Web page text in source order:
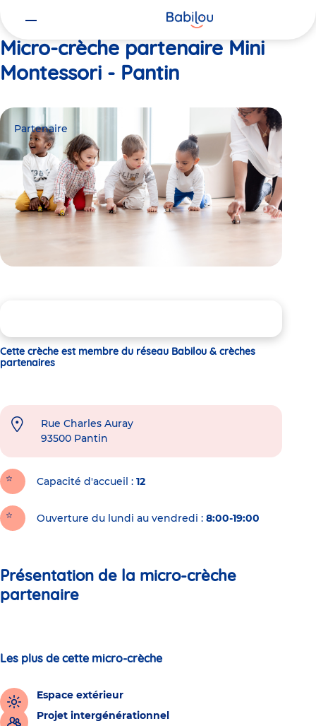
Micro-crèche partenaire Mini
Montessori - Pantin
Partenaire
Cette crèche est membre du réseau Babilou & crèches
partenaires
Rue Charles Auray
93500 Pantin
Capacité d'accueil 12
Ouverture du lundi au vendredi : 8:00-19:00
Présentation de la micro-crèche
partenaire
Les plus de cette micro-crèche
Espace extérieur
Projet intergénérationnel